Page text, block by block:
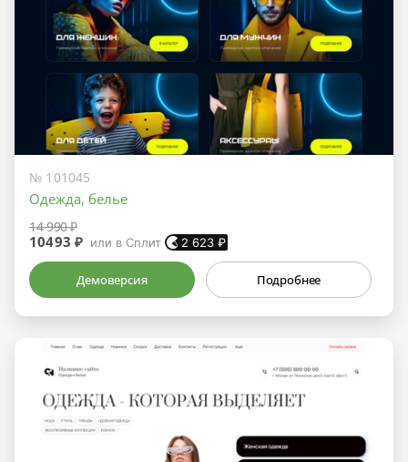
№ 101045
Одежда, белье
14 990 ₽
10493 ₽ или в Сплит 2 623 ₽
Демоверсия Подробнее